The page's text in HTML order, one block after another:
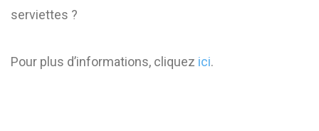
serviettes ?
Pour plus d’informations, cliquez ici.